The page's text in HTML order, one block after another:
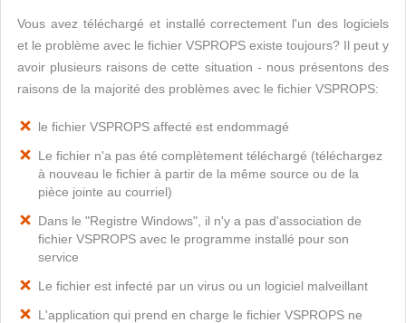
Vous avez téléchargé et installé correctement l'un des logiciels
et le problème avec le fichier VSPROPS existe toujours? Il peut y
avoir plusieurs raisons de cette situation - nous présentons des
raisons de la majorité des problèmes avec le fichier VSPROPS:
le fichier VSPROPS affecté est endommagé
Le fichier n'a pas été complètement téléchargé (téléchargez
à nouveau le fichier à partir de la même source ou de la
pièce jointe au courriel)
Dans le "Registre Windows", il n'y a pas d'association de
fichier VSPROPS avec le programme installé pour son
service
Le fichier est infecté par un virus ou un logiciel malveillant
L'application qui prend en charge le fichier VSPROPS ne